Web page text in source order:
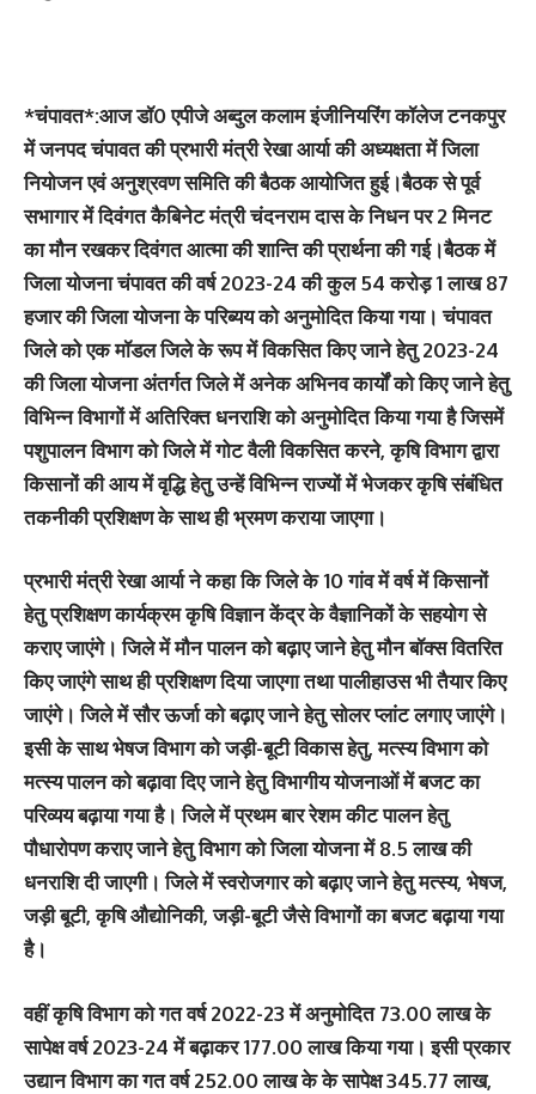
*चंपावत*:आज डॉ0 एपीजे अब्दुल कलाम इंजीनियरिंग कॉलेज टनकपुर
में जनपद चंपावत की प्रभारी मंत्री रेखा आर्या की अध्यक्षता में जिला
नियोजन एवं अनुश्रवण समिति की बैठक आयोजित हुई।बैठक से पूर्व
सभागार में दिवंगत कैबिनेट मंत्री चंदनराम दास के निधन पर 2 मिनट
का मौन रखकर दिवंगत आत्मा की शान्ति की प्रार्थना की गई।बैठक में
जिला योजना चंपावत की वर्ष 2023-24 की कुल 54 करोड़ 1 लाख 87
हजार की जिला योजना के परिब्यय को अनुमोदित किया गया। चंपावत
जिले को एक मॉडल जिले के रूप में विकसित किए जाने हेतु 2023-24
की जिला योजना अंतर्गत जिले में अनेक अभिनव कार्यों को किए जाने हेतु
विभिन्न विभागों में अतिरिक्त धनराशि को अनुमोदित किया गया है जिसमें
पशुपालन विभाग को जिले में गोट वैली विकसित करने, कृषि विभाग द्वारा
किसानों की आय में वृद्धि हेतु उन्हें विभिन्न राज्यों में भेजकर कृषि संबंधित
तकनीकी प्रशिक्षण के साथ ही भ्रमण कराया जाएगा।
प्रभारी मंत्री रेखा आर्या ने कहा कि जिले के 10 गांव में वर्ष में किसानों
हेतु प्रशिक्षण कार्यक्रम कृषि विज्ञान केंद्र के वैज्ञानिकों के सहयोग से
कराए जाएंगे। जिले में मौन पालन को बढ़ाए जाने हेतु मौन बॉक्स वितरित
किए जाएंगे साथ ही प्रशिक्षण दिया जाएगा तथा पालीहाउस भी तैयार किए
जाएंगे। जिले में सौर ऊर्जा को बढ़ाए जाने हेतु सोलर प्लांट लगाए जाएंगे।
इसी के साथ भेषज विभाग को जड़ी-बूटी विकास हेतु, मत्स्य विभाग को
मत्स्य पालन को बढ़ावा दिए जाने हेतु विभागीय योजनाओं में बजट का
परिव्यय बढ़ाया गया है। जिले में प्रथम बार रेशम कीट पालन हेतु
पौधारोपण कराए जाने हेतु विभाग को जिला योजना में 8.5 लाख की
धनराशि दी जाएगी। जिले में स्वरोजगार को बढ़ाए जाने हेतु मत्स्य, भेषज,
जड़ी बूटी, कृषि औद्योनिकी, जड़ी-बूटी जैसे विभागों का बजट बढ़ाया गया
है।
वहीं कृषि विभाग को गत वर्ष 2022-23 में अनुमोदित 73.00 लाख के
सापेक्ष वर्ष 2023-24 में बढ़ाकर 177.00 लाख किया गया। इसी प्रकार
उद्यान विभाग का गत वर्ष 252.00 लाख के के सापेक्ष 345.77 लाख,